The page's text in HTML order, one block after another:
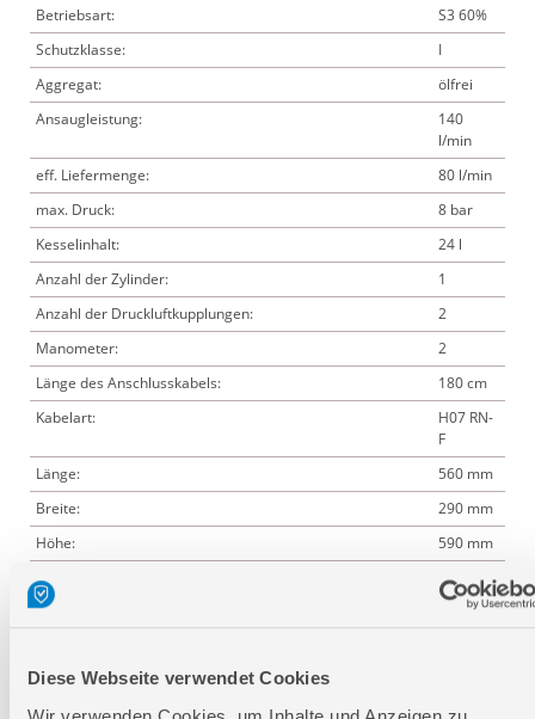
Diese Webseite verwendet Cookies
Betriebsart:
S3 60%
Schutzklasse:
I
Aggregat:
ölfrei
Ansaugleistung:
140
l/min
eff. Liefermenge:
80 l/min
max. Druck:
8 bar
Kesselinhalt:
24 l
Anzahl der Zylinder:
1
Anzahl der Druckluftkupplungen:
2
Manometer:
2
Länge des Anschlusskabels:
180 cm
Kabelart:
H07 RN-
F
Länge:
560 mm
Breite:
290 mm
Höhe:
590 mm